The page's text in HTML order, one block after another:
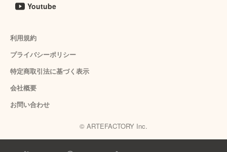
Youtube
利用規約
プライバシーポリシー
特定商取引法に基づく表示
会社概要
お問い合わせ
© ARTEFACTORY Inc.